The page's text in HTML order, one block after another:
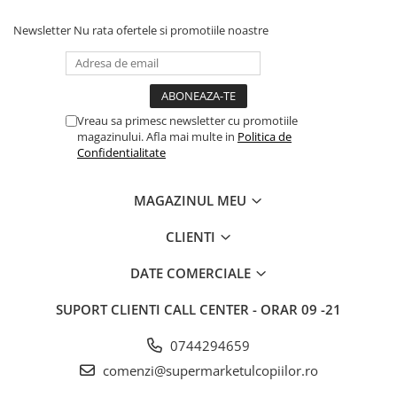
Biberoane, tetine si accesorii
Scaune de masa bebe
Suzete si accesorii
Atlase si enciclopedii pentru copii
Carti pentru Bebelusi
Casute si corturi copii
Jucarii pentru plaja si nisip
Masinute si vehicule pentru copii
Newsletter Nu rata ofertele si promotiile noastre
Vreau sa primesc newsletter cu promotiile
magazinului. Afla mai multe in Politica de
Confidentialitate
MAGAZINUL MEU
CLIENTI
DATE COMERCIALE
SUPORT CLIENTI CALL CENTER - ORAR 09 -21
0744294659
comenzi@supermarketulcopiilor.ro